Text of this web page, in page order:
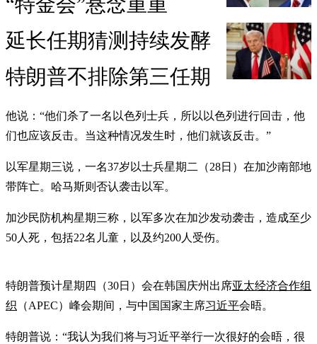
“特金会”悬念重重
延长任期猜测持续发酵
特朗普不排除第三任期
他说：“他们杀了一名以色列士兵，所以以色列进行回击，他
们也应该反击。当这种情况发生时，他们就该反击。”
以军星期三说，一名37岁以士兵星期二（28日）在加沙南部地
带阵亡。哈马斯则否认袭击以军。
加沙民防机构星期三称，以军多次在加沙发动袭击，造成至少
50人死，包括22名儿童，以及约200人受伤。
特朗普预计星期四（30日）会在韩国庆州出席亚太经济合作组
织 （APEC）峰会期间，与中国国家主席习近平会晤。
特朗普说：“我认为我们将与习近平举行一次很好的会晤，很